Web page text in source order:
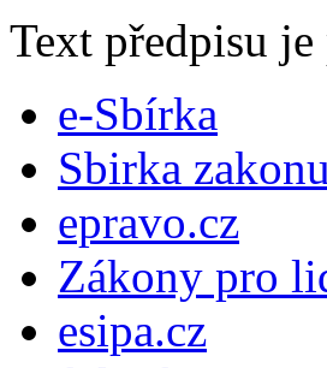
Text předpisu
e-Sbírka
Sbirka zakonu
epravo.cz
Zákony pro
esipa.cz